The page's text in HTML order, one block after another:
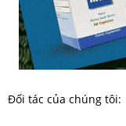
Đối tác của chúng tôi: